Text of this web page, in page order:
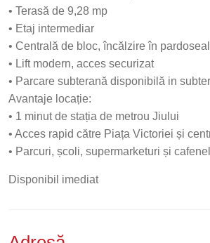
• Terasă de 9,28 mp
• Etaj intermediar
• Centrală de bloc, încălzire în
• Lift modern, acces securizat
• Parcare subterană disponibilă in
Avantaje locație:
• 1 minut de stația de metrou Jiului
• Acces rapid către Piața Victoriei și
• Parcuri, școli, supermarketuri și
Disponibil imediat